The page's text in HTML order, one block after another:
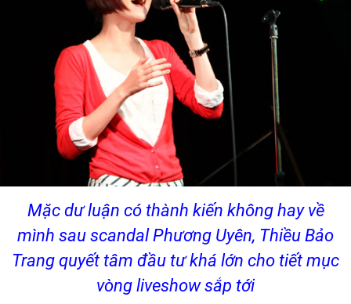
Mặc dư luận có thành kiến không hay về
mình sau scandal Phương Uyên, Thiều Bảo
Trang quyết tâm đầu tư khá lớn cho tiết mục
vòng liveshow sắp tới